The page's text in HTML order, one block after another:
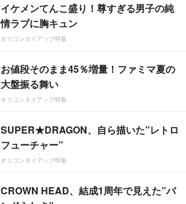
イケメンてんこ盛り！尊すぎる男子の純
情ラブに胸キュン
オリコンタイアップ特集
お値段そのまま45％増量！ファミマ夏の
大盤振る舞い
オリコンタイアップ特集
SUPER★DRAGON、自ら描いた”レトロ
フューチャー”
オリコンタイアップ特集
CROWN HEAD、結成1周年で見えた”バ